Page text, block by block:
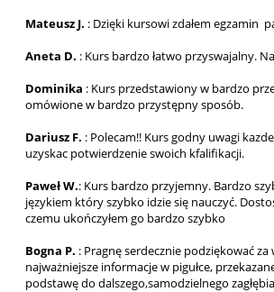
Mateusz J. : Dzięki kursowi zdałem egzamin
Aneta D. : Kurs bardzo łatwo przyswajalny.
Dominika : Kurs przedstawiony w bardzo
omówione w bardzo przystępny sposób.
Dariusz F. : Polecam!! Kurs godny uwagi
uzyskac potwierdzenie swoich kfalifikacji.
Paweł W.: Kurs bardzo przyjemny. Bardzo
językiem który szybko idzie się nauczyć.
czemu ukończyłem go bardzo szybko
Bogna P. : Pragnę serdecznie podziękować
najważniejsze informacje w pigułce,
podstawę do dalszego,samodzielnego